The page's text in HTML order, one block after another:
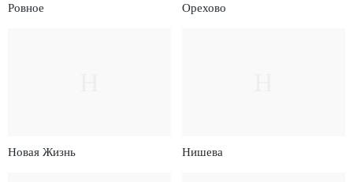
Ровное Орехово
Новая Жизнь Нишева